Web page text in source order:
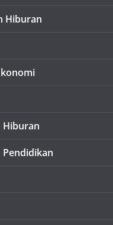
Hiburan
Hiburan
Pendidikan